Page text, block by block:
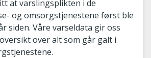
at varslingsplikten i de
og omsorgstjenestene først ble
siden. Våre varseldata gir oss
over alt som går galt i